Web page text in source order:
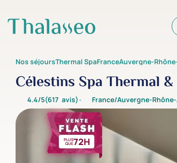
Aller au contenu principal
Nos séjours Thermal Spa France Auvergne-
Célestins Spa Thermal
4.4/5(617 avis) France/Auvergne-
PLUS
QUE72H